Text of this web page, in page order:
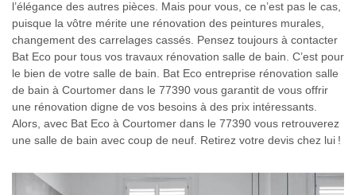
l’élégance des autres pièces. Mais pour vous, ce n’est pas le cas,
puisque la vôtre mérite une rénovation des peintures murales,
changement des carrelages cassés. Pensez toujours à contacter
Bat Eco pour tous vos travaux rénovation salle de bain. C’est pour
le bien de votre salle de bain. Bat Eco entreprise rénovation salle
de bain à Courtomer dans le 77390 vous garantit de vous offrir
une rénovation digne de vos besoins à des prix intéressants.
Alors, avec Bat Eco à Courtomer dans le 77390 vous retrouverez
une salle de bain avec coup de neuf. Retirez votre devis chez lui !